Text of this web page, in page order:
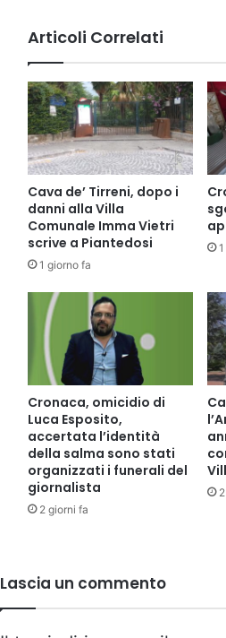
Articoli Correlati
Cava de’ Tirreni, dopo i
danni alla Villa
Comunale Imma Vietri
scrive a Piantedosi
1 giorno fa
Cronaca, omicidio di
Luca Esposito,
accertata l’identità
della salma sono stati
organizzati i funerali del
giornalista
2 giorni fa
Lascia un commento